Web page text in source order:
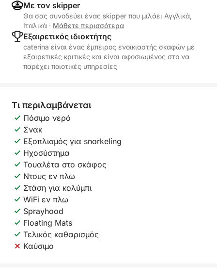
Με τον skipper
Θα σας συνοδεύει ένας skipper που μιλάει Αγγλικά,
Ιταλικά · Μάθετε περισσότερα
Εξαιρετικός ιδιοκτήτης
caterina είναι ένας έμπειρος ενοικιαστής σκαφών με
εξαιρετικές κριτικές και είναι αφοσιωμένος στο να
παρέχει ποιοτικές υπηρεσίες
Τι περιλαμβάνεται
Πόσιμο νερό
Σνακ
Εξοπλισμός για snorkeling
Ηχοσύστημα
Τουαλέτα στο σκάφος
Ντους εν πλω
Στάση για κολύμπι
WiFi εν πλω
Sprayhood
Floating Mats
Τελικός καθαρισμός
Καύσιμο